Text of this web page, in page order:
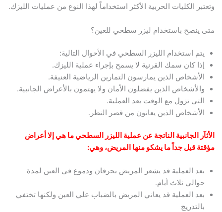
وتعتبر الكليات الحربية الأكثر استخداماً لهذا النوع من عمليات الليزك.
متى ينصح باستخدام ليزر سطحي للعين؟
يتم استخدام الليزر السطحي في الأحوال التالية:
إذا كان سمك القرنية لا يسمح بإجراء عملية الليزك.
الأشخاص الذين يمارسون التمارين الرياضية العنيفة.
والأشخاص الذين يفضلون الأمان ولا يهتمون بالأعراض الجانبية.
التي تزول مع الوقت بعد العملية.
الأشخاص الذين يعانون من قصر النظر.
الأثآر الجانبية الناتجة عن عملية الليزر السطحي ما هي إلا أعراض
مؤقتة قيل جداً ما يشكو منها المريض، وهي:
بعد العملية قد يشعر المريض بحرقان ودموع في العين لمدة
حوالي ثلاث أيام.
بعد العملية قد يعاني المريض بالضباب علي العين ولكنها تختفي
بالتدريج